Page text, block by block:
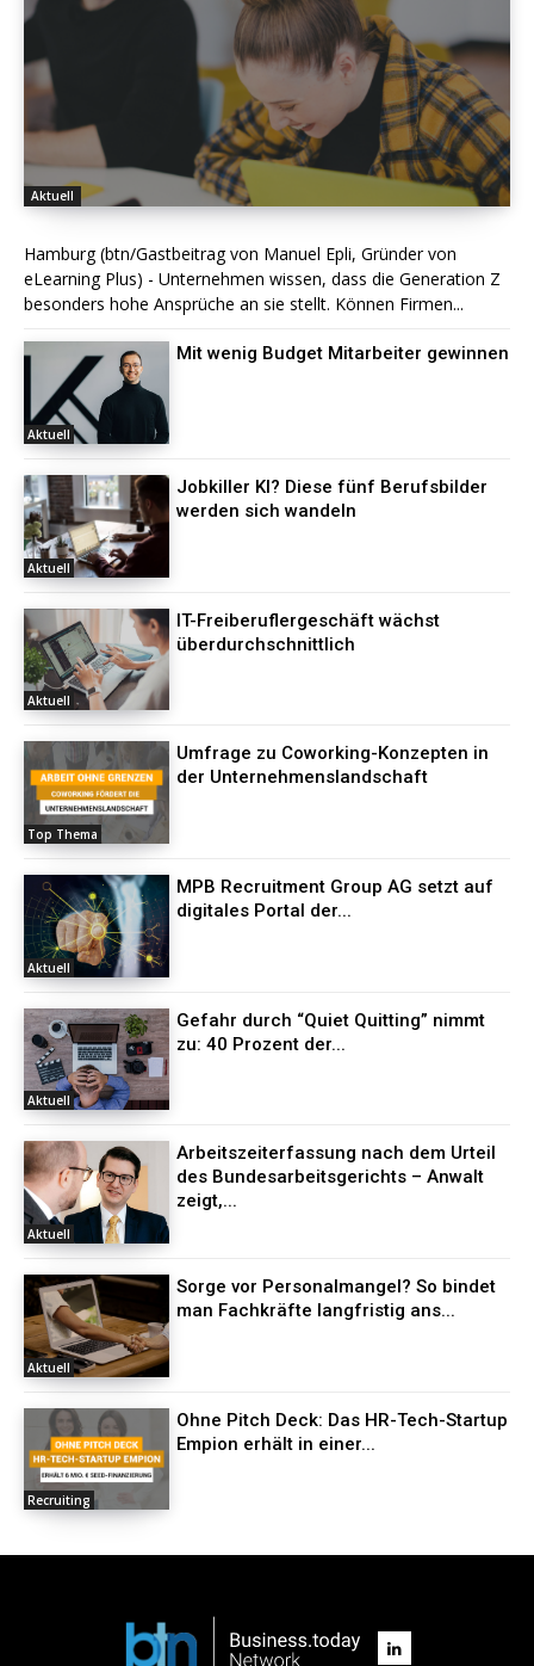
Aktuell
Hamburg (btn/Gastbeitrag von Manuel Epli, Gründer von
eLearning Plus) - Unternehmen wissen, dass die Generation Z
besonders hohe Ansprüche an sie stellt. Können Firmen...
Aktuell
Mit wenig Budget Mitarbeiter gewinnen
Aktuell
Jobkiller KI? Diese fünf Berufsbilder
werden sich wandeln
Aktuell
IT-Freiberuflergeschäft wächst
überdurchschnittlich
Top Thema
Umfrage zu Coworking-Konzepten in
der Unternehmenslandschaft
Aktuell
MPB Recruitment Group AG setzt auf
digitales Portal der...
Aktuell
Gefahr durch “Quiet Quitting” nimmt
zu: 40 Prozent der...
Aktuell
Arbeitszeiterfassung nach dem Urteil
des Bundesarbeitsgerichts – Anwalt
zeigt,...
Aktuell
Sorge vor Personalmangel? So bindet
man Fachkräfte langfristig ans...
Recruiting
Ohne Pitch Deck: Das HR-Tech-Startup
Empion erhält in einer...